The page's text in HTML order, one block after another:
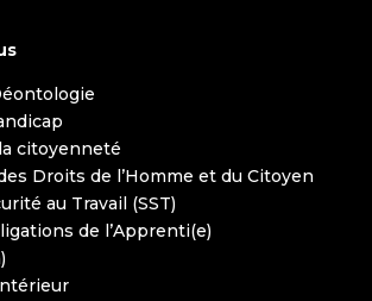
citoyenneté
Droits de l’Homme et du Citoyen
au Travail (SST)
de l’Apprenti(e)